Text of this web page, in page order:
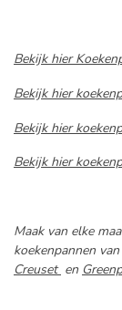
Bekijk hier
Bekijk hier
Bekijk hier
Bekijk hier
Maak van elke
koekenpannen
Creuset en